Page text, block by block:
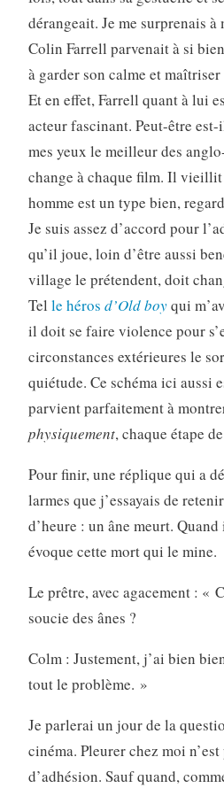
dérangeait. Je me surprenais à
Colin Farrell parvenait à si
à garder son calme et
Et en effet, Farrell quant à lui
acteur fascinant. Peut-être
mes yeux le meilleur des
change à chaque film. Il
homme est un type bien,
Je suis assez d’accord pour
qu’il joue, loin d’être aussi
village le prétendent, doit
Tel le héros d’Old boyqui
il doit se faire violence pour
circonstances extérieures le
quiétude. Ce schéma ici aussi
parvient parfaitement à
physiquement, chaque étape
Pour finir, une réplique qui a
larmes que j’essayais de
d’heure : un âne meurt.
évoque cette mort qui le mine.
Le prêtre, avec agacement : «
soucie des ânes ?
Colm : Justement, j’ai bien
tout le problème. »
Je parlerai un jour de la
cinéma. Pleurer chez moi
d’adhésion. Sauf quand,